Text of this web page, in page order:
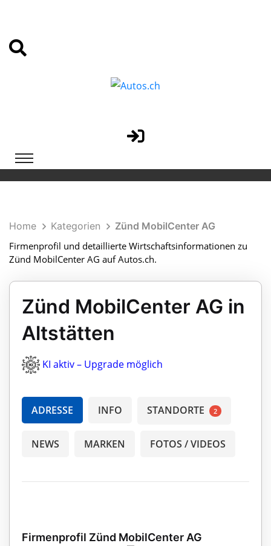
Home Kategorien
Zünd MobilCenter AG
Firmenprofil und detaillierte Wirtschaftsinformationen zu
Zünd MobilCenter AG auf Autos.ch.
Zünd MobilCenter AG in
Altstätten
KI aktiv – Upgrade möglich
ADRESSE INFO STANDORTE 2
NEWS MARKEN FOTOS / VIDEOS
Firmenprofil Zünd MobilCenter AG